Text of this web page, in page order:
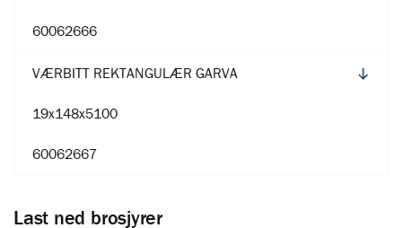
60062666
VÆRBITT REKTANGULÆR GARVA
19x148x5100
60062667
Last ned brosjyrer